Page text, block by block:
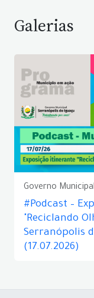
Galerias
Governo Municipal
#Podcast –
"Reciclando
Serranópolis
(17.07.2026)